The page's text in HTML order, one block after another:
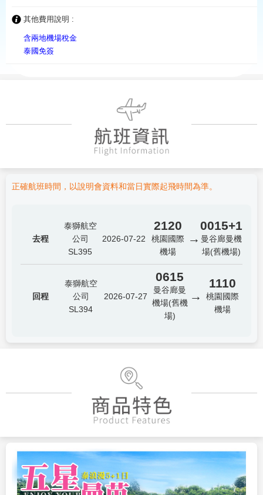
其他費用說明 :
含兩地機場稅金
泰國免簽
正確航班時間，以說明會資料和當日實際起飛時間為準。
去程
泰獅航空
公司
SL395
2026-07-22
2120
桃園國際
機場
→
0015+1
曼谷廊曼機
場(舊機場)
回程
泰獅航空
公司
SL394
2026-07-27
0615
曼谷廊曼
機場(舊機
場)
→
1110
桃園國際
機場